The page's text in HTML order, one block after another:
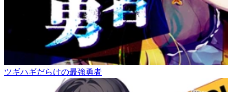
ツギハギだらけの最強勇者